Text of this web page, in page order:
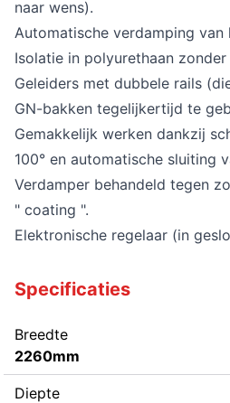
naar wens).
Automatische verdamping van
Isolatie in polyurethaan zonder
Geleiders met dubbele rails
GN-bakken tegelijkertijd te
Gemakkelijk werken dankzij
100° en automatische sluiting
Verdamper behandeld tegen
" coating ".
Elektronische regelaar (in
Specificaties
Breedte
2260mm
Diepte